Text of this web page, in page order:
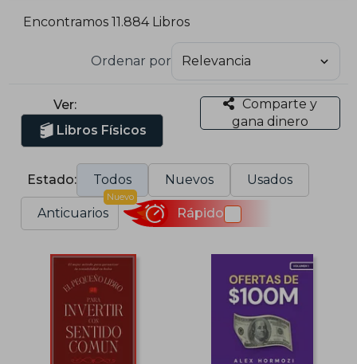
Encontramos 11.884 Libros
Ordenar por
Ver:
Libros Físicos
Comparte y
gana dinero
Estado: Todos Nuevos Usados
Anticuarios
Nuevo
Rápido